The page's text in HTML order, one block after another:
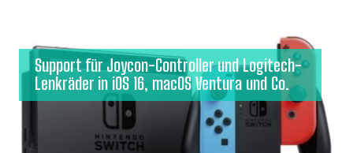
Support für Joycon-Controller und Logitech-
Lenkräder in iOS 16, macOS Ventura und Co.